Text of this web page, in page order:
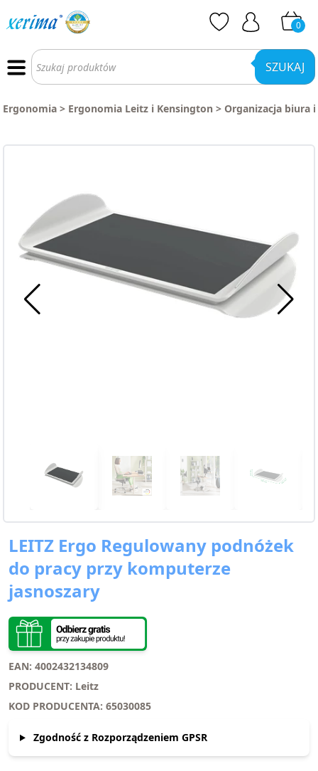
0
Wyszukiwarka
produktów SZUKAJ
Ergonomia > Ergonomia Leitz i Kensington > Organizacja biura
LEITZ Ergo Regulowany podnóżek
do pracy przy komputerze
jasnoszary
EAN: 4002432134809
PRODUCENT: Leitz
KOD PRODUCENTA: 65030085
Zgodność z Rozporządzeniem GPSR